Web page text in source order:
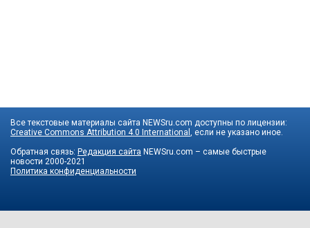
Все текстовые материалы сайта NEWSru.com доступны по лицензии:
Creative Commons Attribution 4.0 International
, если не указано иное.
Обратная связь: Редакция сайта NEWSru.com – самые быстрые
новости 2000-2021
Политика конфиденциальности